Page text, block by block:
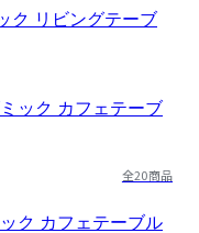
ク リビングテーブ
全20商品
ク カフェテーブル